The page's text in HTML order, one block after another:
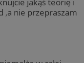
jakąś teorię i
,a nie przepraszam